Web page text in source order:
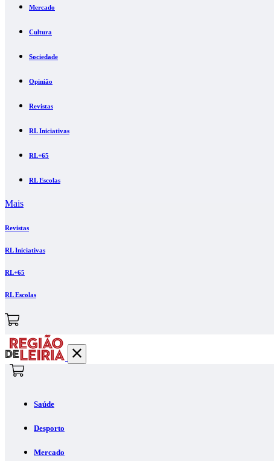
Mercado
Cultura
Sociedade
Opinião
Revistas
RL Iniciativas
RL+65
RL Escolas
Mais
Revistas
RL Iniciativas
RL+65
RL Escolas
Saúde
Desporto
Mercado